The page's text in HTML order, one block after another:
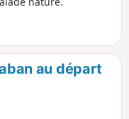
au départ